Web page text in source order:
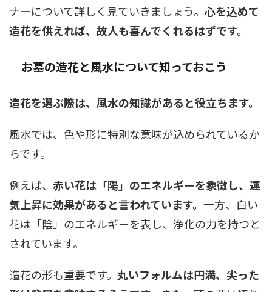
ナーについて詳しく見ていきましょう。 心を込めて
造花を供えれば、故人も喜んでくれるはずです。
お墓の造花と風水について知っておこう
造花を選ぶ際は、風水の知識があると役立ちます。
風水では、色や形に特別な意味が込められているか
らです。
例えば、 赤い花は「陽」のエネルギーを象徴し、運
気上昇に効果があると言われています。 一方、白い
花は「陰」のエネルギーを表し、浄化の力を持つと
されています。
造花の形も重要です。 丸いフォルムは円満、尖った